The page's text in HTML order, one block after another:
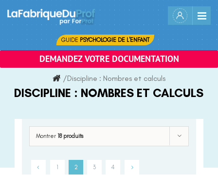
content
GUIDE PSYCHOLOGIE DE L'ENFANT
DEMANDEZ VOTRE DOCUMENTATION
/Discipline : Nombres et calculs
DISCIPLINE : NOMBRES ET CALCULS
Montrer 18 produits
1 2 3 4